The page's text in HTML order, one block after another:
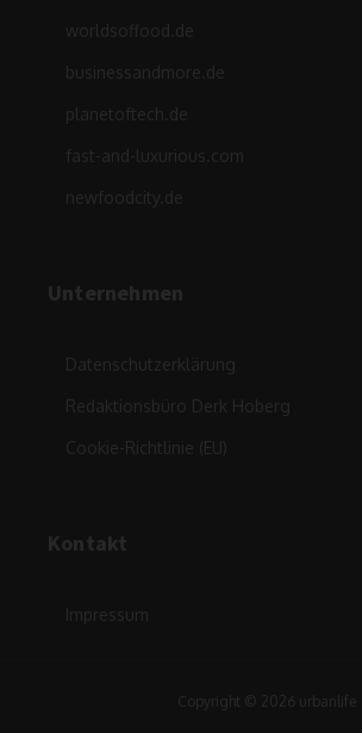
worldsoffood.de
businessandmore.de
planetoftech.de
fast-and-luxurious.com
newfoodcity.de
Unternehmen
Datenschutzerklärung
Redaktionsbüro Derk Hoberg
Cookie-Richtlinie (EU)
Kontakt
Impressum
Copyright © 2026 urbanlife